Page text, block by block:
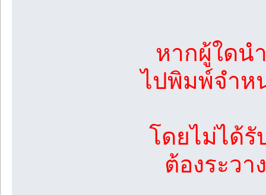
หากผู้ใดน
ไปพิมพ์จำห
โดยไม่ได้
ต้องระว